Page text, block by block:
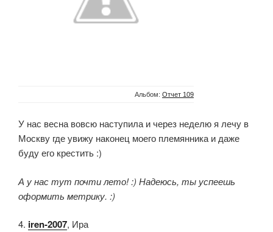
Альбом: Отчет 109
У нас весна вовсю наступила и через неделю я лечу в
Москву где увижу наконец моего племянника и даже
буду его крестить :)
А у нас тут почти лето! :) Надеюсь, ты успеешь
оформить метрику. :)
4. iren-2007, Ира